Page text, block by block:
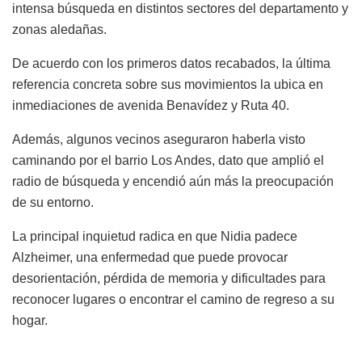
intensa búsqueda en distintos sectores del departamento y
zonas aledañas.
De acuerdo con los primeros datos recabados, la última
referencia concreta sobre sus movimientos la ubica en
inmediaciones de avenida Benavídez y Ruta 40.
Además, algunos vecinos aseguraron haberla visto
caminando por el barrio Los Andes, dato que amplió el
radio de búsqueda y encendió aún más la preocupación
de su entorno.
La principal inquietud radica en que Nidia padece
Alzheimer, una enfermedad que puede provocar
desorientación, pérdida de memoria y dificultades para
reconocer lugares o encontrar el camino de regreso a su
hogar.